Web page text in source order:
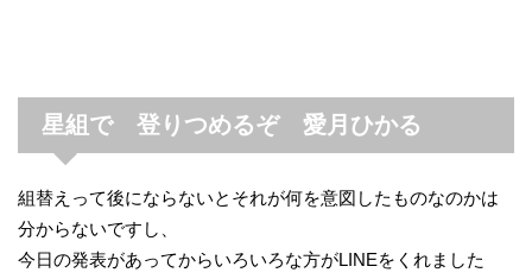
星組で 登りつめるぞ 愛月ひかる
組替えって後にならないとそれが何を意図したものなのかは
分からないですし、
今日の発表があってからいろいろな方がLINEをくれました